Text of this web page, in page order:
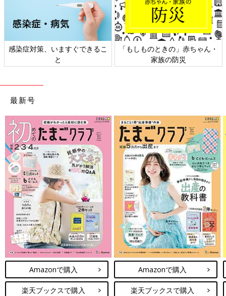
感染症対策、いますぐできるこ
と
「もしものときの」赤ちゃん・
家族の防災
最新号
Amazonで購入
楽天ブックスで購入
Amazonで購入
楽天ブックスで購入